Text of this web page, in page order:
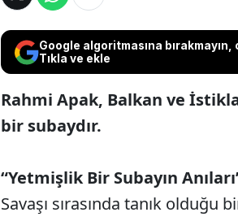
Google algoritmasına
Tıkla ve ekle
Rahmi Apak, Balkan ve
bir subaydır.
“Yetmişlik Bir Subayın
Savaşı sırasında tanık olduğu